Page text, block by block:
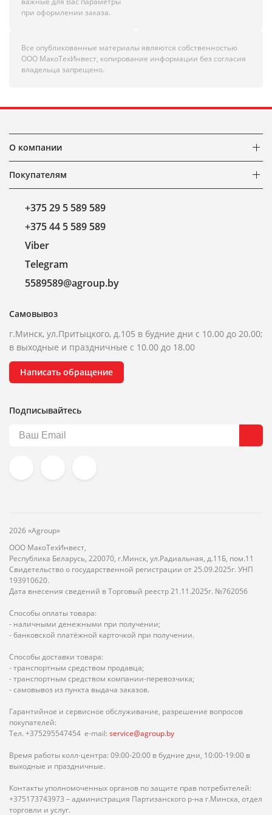
при оформлении заказа.
Все опубликованные материалы являются собственностью
ООО МакоТехИнвест, копирование информации без согласия
владельца запрещено.
О компании
Покупателям
+375 29 5 589 589
+375 44 5 589 589
Viber
Telegram
5589589@agroup.by
Самовывоз
г.Минск, ул.Притыцкого, д.105 в будние дни с 10.00 до 20.00;
в выходные и праздничные с 10.00 до 18.00
Написать обращение
Подписывайтесь
2026 «Agroup»
ООО МакоТехИнвест,
Республика Беларусь, 220070, г.Минск, ул.Радиальная, д.11Б, пом.11
Свидетельство о государственной регистрации от 25.09.2025г. УНП
193910620.
Дата внесения сведений в Торговый реестр 21.11.2025г. №762056
Способы оплаты товара:
- наличными денежными при получении;
- банковской платёжной карточкой при получении.
Способы доставки товара:
- транспортным средством продавца;
- транспортным средством компании-перевозчика;
- самовывоз из пункта выдача заказов.
Гарантийное и сервисное обслуживание, разрешение вопросов
покупателей:
Тел. +375295547454 e-mail: service@agroup.by
Время работы колл-центра: 09:00-20:00 в будние дни, 10:00-19:00 в
выходные и праздничные.
Контакты уполномоченных органов по защите прав потребителей:
+375173743973 – администрация Партизанского р-на г.Минска, отдел
торговли и услуг.